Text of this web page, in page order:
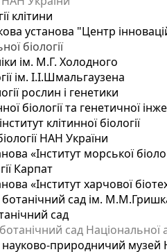
клітини
установа "Центр
біології
ім. М.Г. Холодного
ім. І.І.Шмальгаузена
рослин і генетики
біології та генетичної
клітинної біології
НАН України
«Інститут морської
Карпат
«Інститут харчової
сад ім.
сад
сад Національної
природничий музей